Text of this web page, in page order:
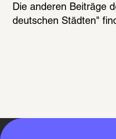
Die anderen Beiträge
deutschen Städten"